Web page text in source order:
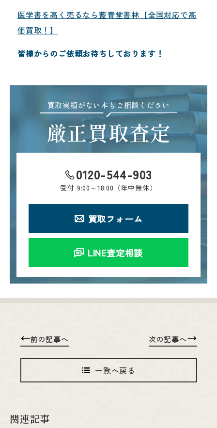
医学書を高く売るなら藍青堂書林【全国対応で高
価買取！】
皆様からのご依頼お待ちしております！
買取実績がない本もご相談ください
厳正買取査定
0120-544-903
受付 9:00～18:00（年中無休）
買取フォーム
LINE査定相談
前の記事へ
一覧へ戻る
次の記事へ
関連記事